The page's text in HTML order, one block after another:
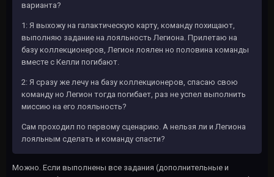
варианта?
1: Я выхожу на галактическую карту, команду похищают,
выполняю задание на лояльность Легиона. Прилетаю на
базу коллекционеров, Легион лоялен но половина команды
вместе с Келли погибают.
2: Я сразу же лечу на базу коллекционеров, спасаю свою
команду но Легион тогда погибает, раз не успел выполнить
миссию на его лояльность?
Сам проходил по первому сценарию. А нельзя ли и Легиона
лояльным сделать и команду спасти?
Можно. Если выполнены все задания (дополнительные и